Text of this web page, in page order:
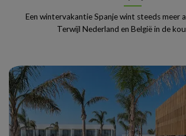
Een wintervakantie Spanje wint steeds meer
Terwijl Nederland en België in de